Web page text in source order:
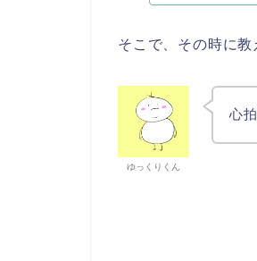
そこで、その時に
ゆっくりくん
心